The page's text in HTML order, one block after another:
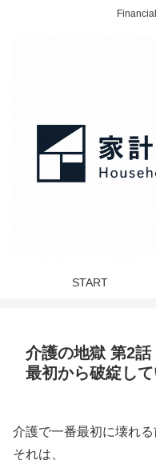
START
介護の地獄 第2話
最初から破綻して
介護で一番最初に壊れる
それは、